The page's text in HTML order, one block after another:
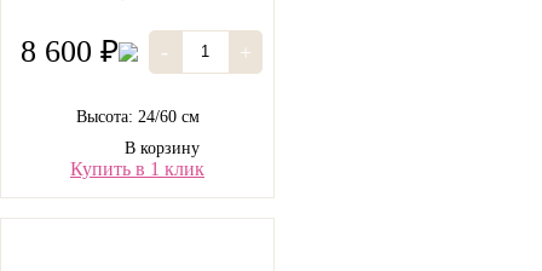
8 600 ₽ - +
Высота: 24/60 см
В корзину
Купить в 1 клик